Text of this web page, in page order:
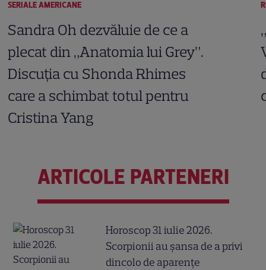
SERIALE AMERICANE
Sandra Oh dezvăluie de ce a
plecat din „Anatomia lui Grey”.
Discuția cu Shonda Rhimes
care a schimbat totul pentru
Cristina Yang
ARTICOLE PARTENERI
Horoscop 31 iulie 2026.
Scorpionii au șansa de a privi
dincolo de aparențe